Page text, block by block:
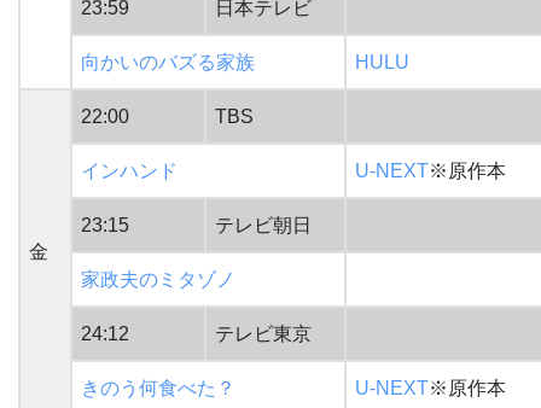
23:59 日本テレビ
向かいのバズる家族 HULU
金
22:00 TBS
インハンド U-NEXT※原作本
23:15 テレビ朝日
家政夫のミタゾノ
24:12 テレビ東京
きのう何食べた？ U-NEXT※原作本